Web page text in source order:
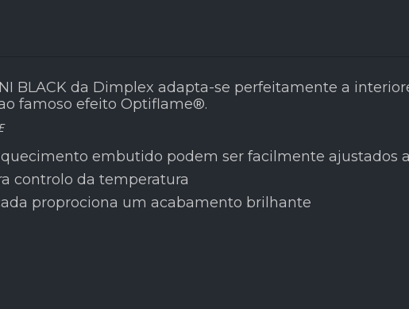
BLACK da Dimplex adapta-se perfeitamente a
famoso efeito Optiflame®.
embutido podem ser facilmente ajustados
controlo da temperatura
proprociona um acabamento brilhante